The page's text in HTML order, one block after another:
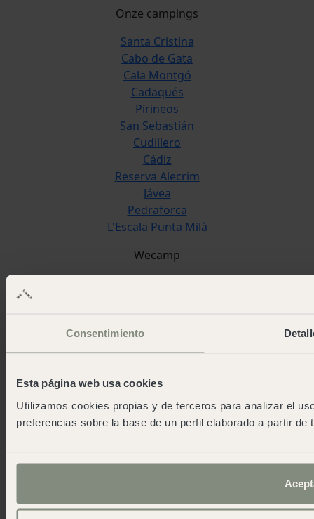
Consentimiento
Esta página web usa cookies
Utilizamos cookies propias y de terceros para analizar el
preferencias sobre la base de un perfil elaborado a partir
Onze campings
Santa Cristina
Cabo de Gata
Cala Montgó
Cadaqués
Pirineos
San Sebastián
Cudillero
Cádiz
Reserva Alecrim
Jávea
Pedraforca
L'Escala Punta Milà
Wecamp
Evenementen
Perskamer
Contact
Blog
work and fun
Neem contact op met
+34 900 056 003